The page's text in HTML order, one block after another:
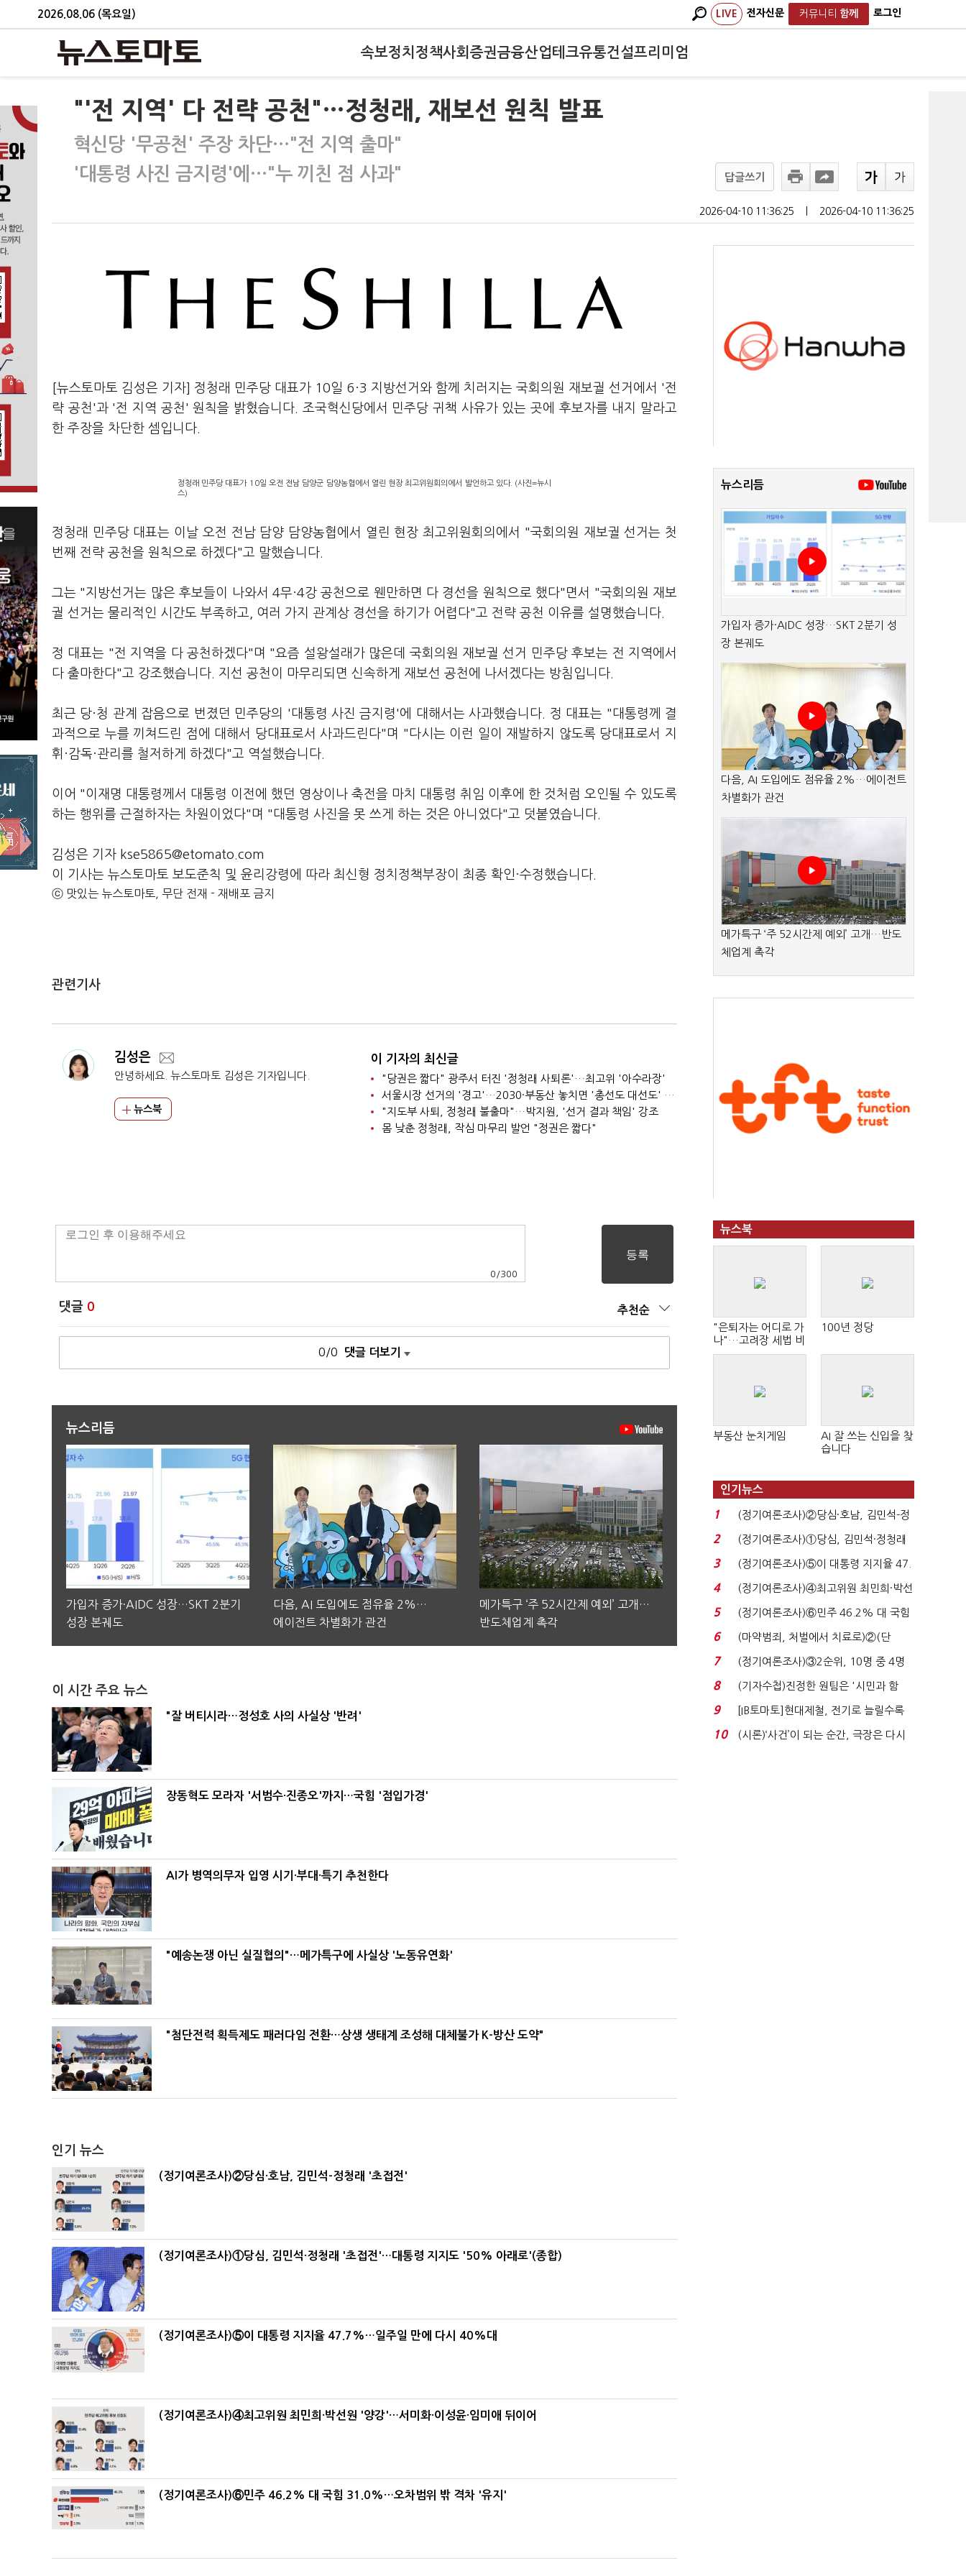
2026.08.06 (목요일) LIVE 전자신문 커뮤니티 함께 로그인
속보정치 정책사회 증권금융산업테크유통건설프리미엄
"'전 지역' 다 전략 공천"…정청래, 재보선 원칙 발표
혁신당 '무공천' 주장 차단…"전 지역 출마"
'대통령 사진 금지령'에…"누 끼친 점 사과"
답글쓰기
2026-04-10 11:36:25 2026-04-10 11:36:25
[뉴스토마토 김성은 기자] 정청래 민주당 대표가 10일 6·3 지방선거와 함께 치러지는 국회의원 재보궐 선거에서 '전
략 공천'과 '전 지역 공천' 원칙을 밝혔습니다. 조국혁신당에서 민주당 귀책 사유가 있는 곳에 후보자를 내지 말라고
한 주장을 차단한 셈입니다.
정청래 민주당 대표가 10일 오전 전남 담양군 담양농협에서 열린 현장 최고위원회의에서 발언하고 있다. (사진=뉴시
스)
정청래 민주당 대표는 이날 오전 전남 담양 담양농협에서 열린 현장 최고위원회의에서 "국회의원 재보궐 선거는 첫
번째 전략 공천을 원칙으로 하겠다"고 말했습니다.
그는 "지방선거는 많은 후보들이 나와서 4무·4강 공천으로 웬만하면 다 경선을 원칙으로 했다"면서 "국회의원 재보
궐 선거는 물리적인 시간도 부족하고, 여러 가지 관계상 경선을 하기가 어렵다"고 전략 공천 이유를 설명했습니다.
정 대표는 "전 지역을 다 공천하겠다"며 "요즘 설왕설래가 많은데 국회의원 재보궐 선거 민주당 후보는 전 지역에서
다 출마한다"고 강조했습니다. 지선 공천이 마무리되면 신속하게 재보선 공천에 나서겠다는 방침입니다.
최근 당·청 관계 잡음으로 번졌던 민주당의 '대통령 사진 금지령'에 대해서는 사과했습니다. 정 대표는 "대통령께 결
과적으로 누를 끼쳐드린 점에 대해서 당대표로서 사과드린다"며 "다시는 이런 일이 재발하지 않도록 당대표로서 지
휘·감독·관리를 철저하게 하겠다"고 역설했습니다.
이어 "이재명 대통령께서 대통령 이전에 했던 영상이나 축전을 마치 대통령 취임 이후에 한 것처럼 오인될 수 있도록
하는 행위를 근절하자는 차원이었다"며 "대통령 사진을 못 쓰게 하는 것은 아니었다"고 덧붙였습니다.
김성은 기자 kse5865@etomato.com
이 기사는 뉴스토마토 보도준칙 및 윤리강령에 따라 최신형 정치정책부장이 최종 확인·수정했습니다.
ⓒ 맛있는 뉴스토마토, 무단 전재 - 재배포 금지
관련기사
김성은
안녕하세요. 뉴스토마토 김성은 기자입니다.
뉴스북
이 기자의 최신글
"당권은 짧다" 광주서 터진 '정청래 사퇴론'…최고위 '아수라장'
서울시장 선거의 '경고'…2030·부동산 놓치면 '총선도 대선도' 패배
"지도부 사퇴, 정청래 불출마"…박지원, '선거 결과 책임' 강조
몸 낮춘 정청래, 작심 마무리 발언 "정권은 짧다"
0 /300
댓글 0 추천순
0/0 댓글 더보기
뉴스리듬
가입자 증가·AIDC 성장…SKT 2분기
성장 본궤도
다음, AI 도입에도 점유율 2%…
에이전트 차별화가 관건
메가특구 ‘주 52시간제 예외’ 고개…
반도체업계 촉각
이 시간 주요 뉴스
"잘 버티시라…정성호 사의 사실상 '반려'
장동혁도 모라자 '서범수·진종오'까지…국힘 '점입가경'
AI가 병역의무자 입영 시기·부대·특기 추천한다
"예송논쟁 아닌 실질협의"…메가특구에 사실상 '노동유연화'
"첨단전력 획득제도 패러다임 전환…상생 생태계 조성해 대체불가 K-방산 도약"
인기 뉴스
(정기여론조사)②당심·호남, 김민석-정청래 '초접전'
(정기여론조사)①당심, 김민석·정청래 '초접전'…대통령 지지도 '50% 아래로'(종합)
(정기여론조사)⑤이 대통령 지지율 47.7%…일주일 만에 다시 40%대
(정기여론조사)④최고위원 최민희·박선원 '양강'…서미화·이성윤·임미애 뒤이어
(정기여론조사)⑥민주 46.2% 대 국힘 31.0%…오차범위 밖 격차 '유지'
뉴스리듬
가입자 증가·AIDC 성장…SKT 2분기 성
장 본궤도
다음, AI 도입에도 점유율 2%…에이전트
차별화가 관건
메가특구 ‘주 52시간제 예외’ 고개…반도
체업계 촉각
뉴스북
"은퇴자는 어디로 가
나"…고려장 세법 비
판 확산
100년 정당
부동산 눈치게임
AI 잘 쓰는 신입을 찾
습니다
인기뉴스
1
(정기여론조사)②당심·호남, 김민석-정
청래 '초접전'...
2
(정기여론조사)①당심, 김민석·정청래
'초접전'…대통령 ...
3
(정기여론조사)⑤이 대통령 지지율 47.
7%…일주일 만에 ...
4
(정기여론조사)④최고위원 최민희·박선
원 '양강'…서미...
5
(정기여론조사)⑥민주 46.2% 대 국힘
31.0%…오차범위 밖 ...
6
(마약범죄, 처벌에서 치료로)②(단
독)"마약은 전염병…여성...
7
(정기여론조사)③2순위, 10명 중 4명
'송영길'…정청래 '한 ...
8
(기자수첩)진정한 원팀은 '시민과 함
께'일 때 완성...
9
[IB토마토]현대제철, 전기로 늘릴수록
전기료 부담…저...
10
(시론)‘사건’이 되는 순간, 극장은 다시